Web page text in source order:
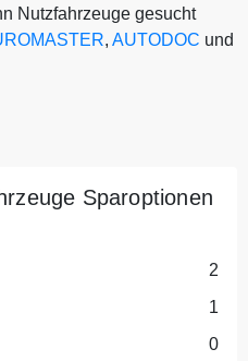
Nutzfahrzeuge gesucht
, AUTODOC und
Sparoptionen
2
1
0